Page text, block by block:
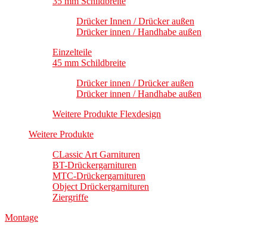
Drücker Innen / Drücker außen
Drücker innen / Handhabe außen
Einzelteile
45 mm Schildbreite
Drücker innen / Drücker außen
Drücker innen / Handhabe außen
Weitere Produkte Flexdesign
Weitere Produkte
CLassic Art Garnituren
BT-Drückergarnituren
MTC-Drückergarnituren
Object Drückergarnituren
Ziergriffe
Montage